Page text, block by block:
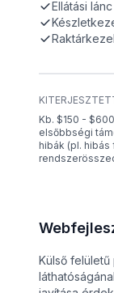
Ellátási
Kb. $150 -
elsőbbségi
hibák (pl.
Külső